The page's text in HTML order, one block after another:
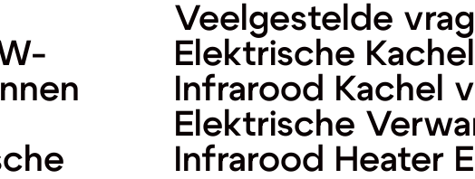
Veelgestelde
Elektrische
Infrarood Kachel
Elektrische
Infrarood Heater